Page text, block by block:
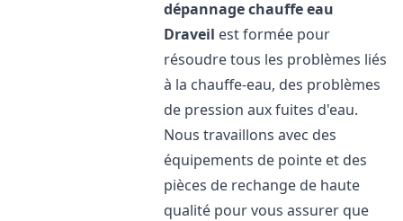
dépannage chauffe eau
Draveil est formée pour
résoudre tous les problèmes liés
à la chauffe-eau, des problèmes
de pression aux fuites d'eau.
Nous travaillons avec des
équipements de pointe et des
pièces de rechange de haute
qualité pour vous assurer que